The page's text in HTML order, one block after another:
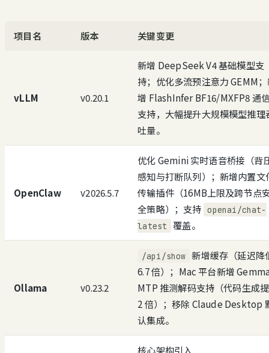
项目名 版本 关键变更
vLLM v0.20.1
新增 DeepSeek V4 基础模型支
持；优化多流预注意力 GEMM
增 FlashInfer BF16/MXFP8 通
支持，大幅提升大规模模型推理
吐量。
OpenClaw v2026.5.7
优化 Gemini 实时语音桥接（背
感知与打断队列）；新增内置文
传输插件（16MB上限及跨节点
全策略）；支持 openai/chat-
latest
覆盖。
Ollama v0.23.2
/api/show 新增缓存（延迟降
6.7 倍）；Mac 平台新增
MTP 推测解码支持（代码生成
2 倍）；移除 Claude Desktop
认集成。
核心架构引入